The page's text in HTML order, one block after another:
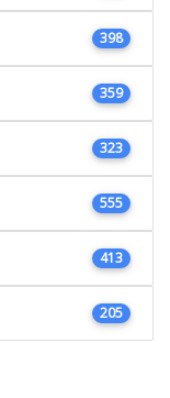
398
359
323
555
413
205